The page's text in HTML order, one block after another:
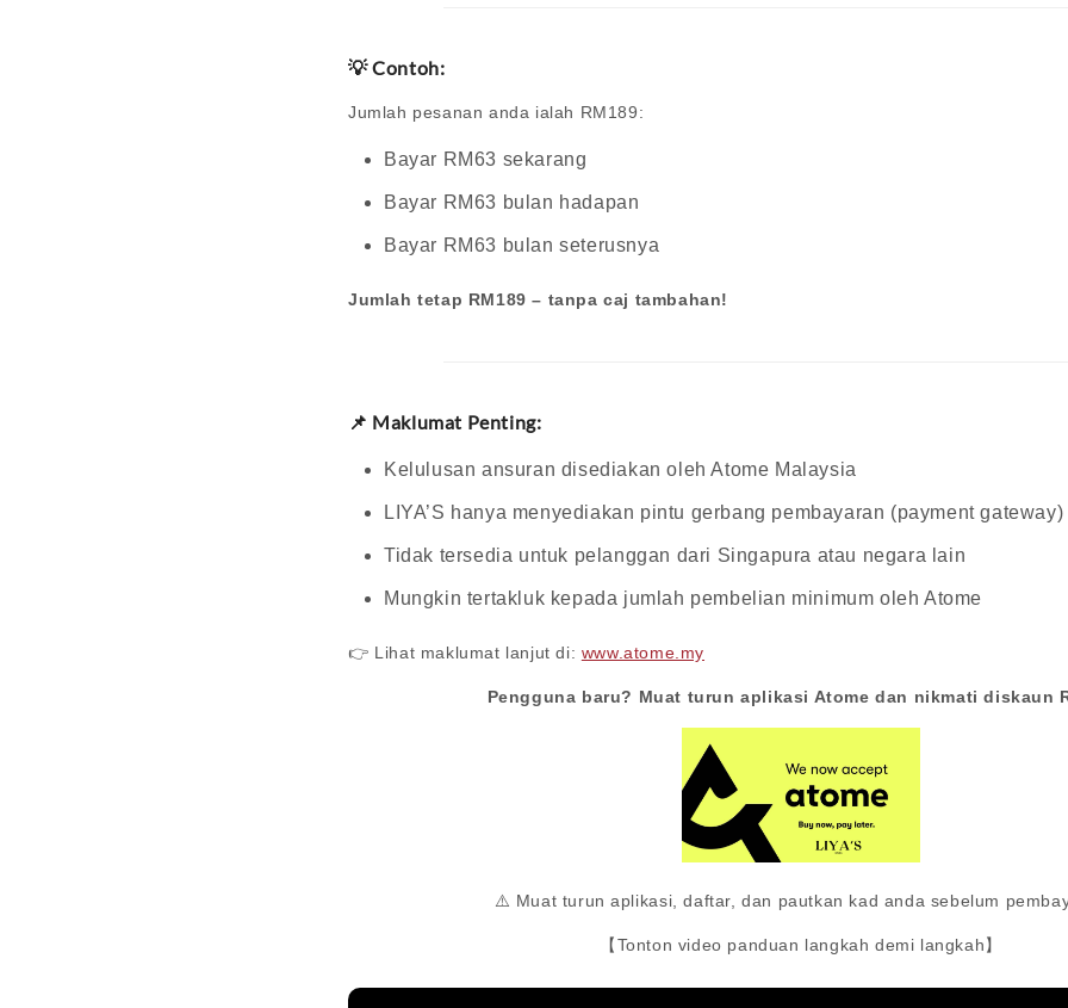
💡 Contoh:
Jumlah pesanan anda ialah RM189:
Bayar RM63 sekarang
Bayar RM63 bulan hadapan
Bayar RM63 bulan seterusnya
Jumlah tetap RM189 – tanpa caj tambahan!
📌 Maklumat Penting:
Kelulusan ansuran disediakan oleh Atome Malaysia
LIYA’S hanya menyediakan pintu gerbang pembayaran (payment gateway)
Tidak tersedia untuk pelanggan dari Singapura atau negara lain
Mungkin tertakluk kepada jumlah pembelian minimum oleh Atome
👉 Lihat maklumat lanjut di: www.atome.my
Pengguna baru? Muat turun aplikasi Atome dan nikmati diskaun
⚠️ Muat turun aplikasi, daftar, dan pautkan kad anda sebelum
【Tonton video panduan langkah demi langkah】